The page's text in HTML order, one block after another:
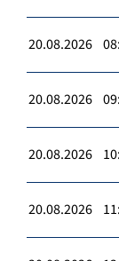
20.08.2026
20.08.2026
20.08.2026
20.08.2026